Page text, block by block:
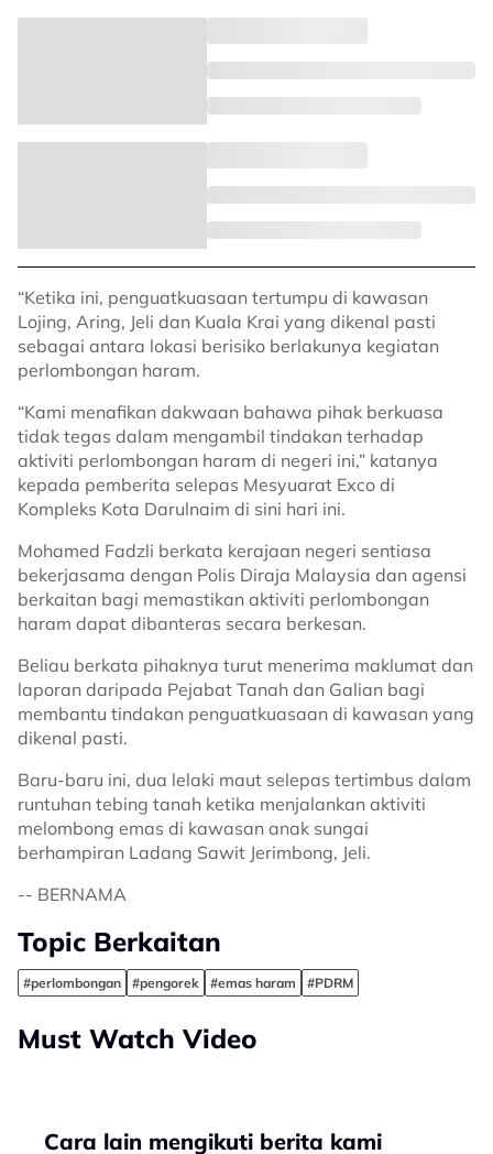
“Ketika ini, penguatkuasaan tertumpu di kawasan
Lojing, Aring, Jeli dan Kuala Krai yang dikenal pasti
sebagai antara lokasi berisiko berlakunya kegiatan
perlombongan haram.
“Kami menafikan dakwaan bahawa pihak berkuasa
tidak tegas dalam mengambil tindakan terhadap
aktiviti perlombongan haram di negeri ini,” katanya
kepada pemberita selepas Mesyuarat Exco di
Kompleks Kota Darulnaim di sini hari ini.
Mohamed Fadzli berkata kerajaan negeri sentiasa
bekerjasama dengan Polis Diraja Malaysia dan agensi
berkaitan bagi memastikan aktiviti perlombongan
haram dapat dibanteras secara berkesan.
Beliau berkata pihaknya turut menerima maklumat dan
laporan daripada Pejabat Tanah dan Galian bagi
membantu tindakan penguatkuasaan di kawasan yang
dikenal pasti.
Baru-baru ini, dua lelaki maut selepas tertimbus dalam
runtuhan tebing tanah ketika menjalankan aktiviti
melombong emas di kawasan anak sungai
berhampiran Ladang Sawit Jerimbong, Jeli.
-- BERNAMA
Topic Berkaitan
#perlombongan #pengorek #emas haram #PDRM
Must Watch Video
Cara lain mengikuti berita kami